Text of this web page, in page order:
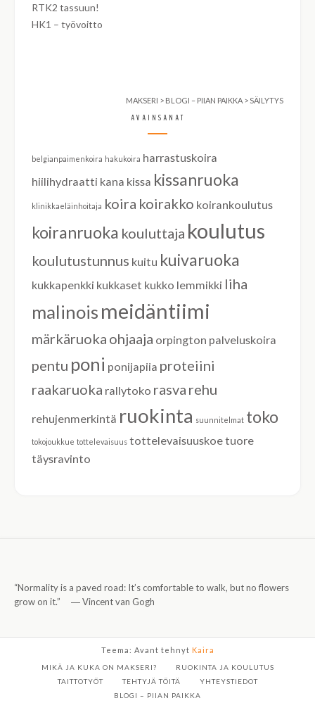
RTK2 tassuun!
HK1 – työvoitto
MAKSERI > BLOGI – PIIAN PAIKKA > SÄILYTYS
AVAINSANAT
belgianpaimenkoira hakukoira harrastuskoira
hiilihydraatti kana kissa kissanruoka
klinikkaeläinhoitaja koira koirakko koirankoulutus
koiranruoka kouluttaja koulutus
koulutustunnus kuitu kuivaruoka
kukkapenkki kukkaset kukko lemmikki liha
malinois meidäntiimi
märkäruoka ohjaaja orpington palveluskoira
pentu poni ponijapiia proteiini
raakaruoka rallytoko rasva rehu
rehujenmerkintä ruokinta suunnitelmat toko
tokojoukkue tottelevaisuus tottelevaisuuskoetuore
täysravinto
“Normality is a paved road: It’s comfortable to walk, but no flowers
grow on it.” ―Vincent van Gogh
Teema: Avant tehnyt Kaira
MIKÄ JA KUKA ON MAKSERI?
RUOKINTA JA KOULUTUS
TAITTOTYÖT
TEHTYJÄ TÖITÄ
YHTEYSTIEDOT
BLOGI – PIIAN PAIKKA